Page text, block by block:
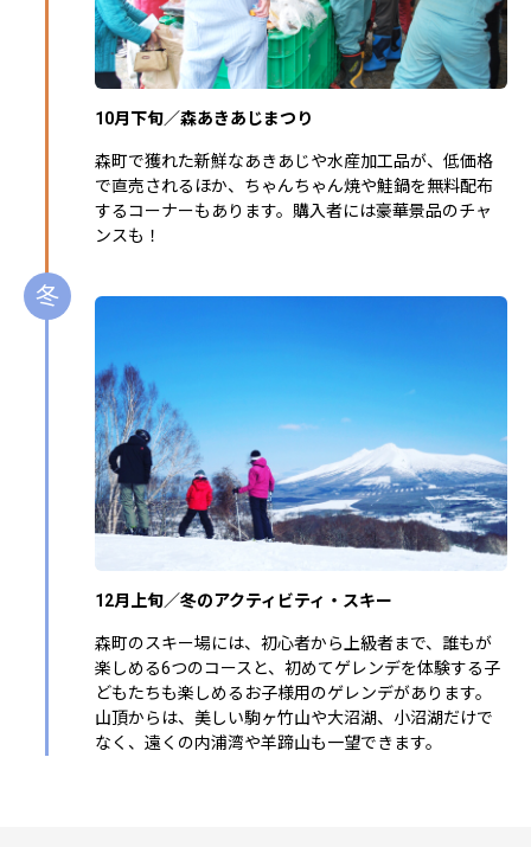
10月下旬／森あきあじまつり
森町で獲れた新鮮なあきあじや水産加工品が、低価格
で直売されるほか、ちゃんちゃん焼や鮭鍋を無料配布
するコーナーもあります。購入者には豪華景品のチャ
ンスも！
冬
12月上旬／冬のアクティビティ・スキー
森町のスキー場には、初心者から上級者まで、誰もが
楽しめる6つのコースと、初めてゲレンデを体験する子
どもたちも楽しめるお子様用のゲレンデがあります。
山頂からは、美しい駒ヶ竹山や大沼湖、小沼湖だけで
なく、遠くの内浦湾や羊蹄山も一望できます。